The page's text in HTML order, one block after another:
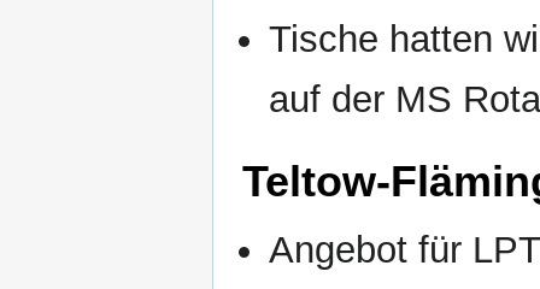
Tische hatten
auf der MS
Teltow-
Angebot für